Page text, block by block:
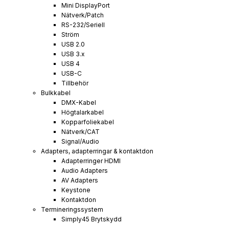
Mini DisplayPort
Nätverk/Patch
RS-232/Seriell
Ström
USB 2.0
USB 3.x
USB 4
USB-C
Tillbehör
Bulkkabel
DMX-Kabel
Högtalarkabel
Kopparfoliekabel
Nätverk/CAT
Signal/Audio
Adapters, adapterringar & kontaktdon
Adapterringer HDMI
Audio Adapters
AV Adapters
Keystone
Kontaktdon
Termineringssystem
Simply45 Brytskydd